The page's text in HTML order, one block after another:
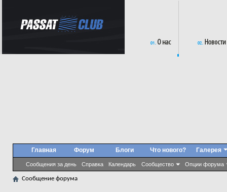
Главная Форум
Сообщения за день Справка Календарь Сообщество Опции форума
Блоги Что нового? Галерея
Сообщение форума